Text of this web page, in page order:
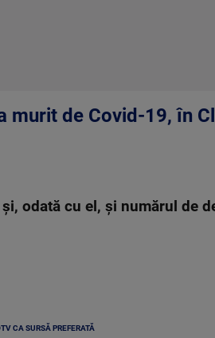
de Covid-19, în
odată cu el, şi numărul de
CA SURSĂ PREFERATĂ